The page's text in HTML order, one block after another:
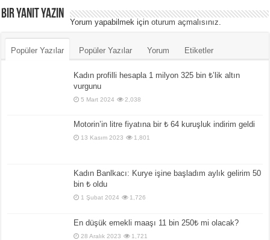
Bir yanıt yazın
Yorum yapabilmek içinoturum açmalısınız.
Popüler Yazılar Popüler Yazılar Yorum Etiketler
Kadın profilli hesapla 1 milyon 325 bin ₺’lik altın
vurgunu
5 Mart 2024 2,038
Motorin’in litre fiyatına bir ₺ 64 kuruşluk indirim geldi
13 Kasım 2023 1,801
Kadın Banlkacı: Kurye işine başladım aylık gelirim 50
bin ₺ oldu
1 Şubat 2024 1,726
En düşük emekli maaşı 11 bin 250₺ mi olacak?
28 Aralık 2023 1,721